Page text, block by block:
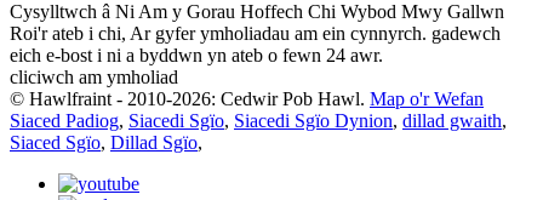
Cysylltwch â Ni Am y Gorau Hoffech Chi Wybod Mwy Gallwn
Roi'r ateb i chi, Ar gyfer ymholiadau am ein cynnyrch. gadewch
eich e-bost i ni a byddwn yn ateb o fewn 24 awr.
cliciwch am ymholiad
© Hawlfraint - 2010-2026: Cedwir Pob Hawl. Map o'r Wefan
Siaced Padiog, Siacedi Sgïo, Siacedi Sgïo Dynion, dillad gwaith,
Siaced Sgïo, Dillad Sgïo,